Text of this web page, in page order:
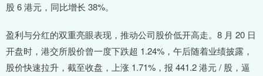
股 6 港元，同比增长 38%。
盈利与分红的双重亮眼表现，推动公司股价低开高走。8 月 20 日
开盘时，港交所股价曾一度下跌超 1.24%，午后随着业绩披露，
股价快速拉升，截至收盘，上涨 1.71%，报 441.2 港元 / 股，逼